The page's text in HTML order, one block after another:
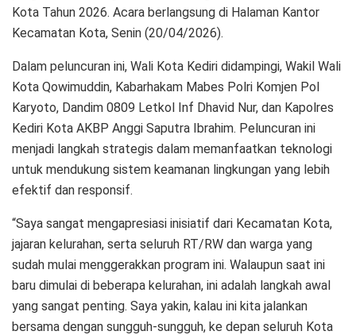
Kota Tahun 2026. Acara berlangsung di Halaman Kantor
Kecamatan Kota, Senin (20/04/2026).
Dalam peluncuran ini, Wali Kota Kediri didampingi, Wakil Wali
Kota Qowimuddin, Kabarhakam Mabes Polri Komjen Pol
Karyoto, Dandim 0809 Letkol Inf Dhavid Nur, dan Kapolres
Kediri Kota AKBP Anggi Saputra Ibrahim. Peluncuran ini
menjadi langkah strategis dalam memanfaatkan teknologi
untuk mendukung sistem keamanan lingkungan yang lebih
efektif dan responsif.
“Saya sangat mengapresiasi inisiatif dari Kecamatan Kota,
jajaran kelurahan, serta seluruh RT/RW dan warga yang
sudah mulai menggerakkan program ini. Walaupun saat ini
baru dimulai di beberapa kelurahan, ini adalah langkah awal
yang sangat penting. Saya yakin, kalau ini kita jalankan
bersama dengan sungguh-sungguh, ke depan seluruh Kota